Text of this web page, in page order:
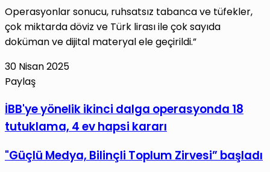
Operasyonlar sonucu, ruhsatsız tabanca ve tüfekler,
çok miktarda döviz ve Türk lirası ile çok sayıda
doküman ve dijital materyal ele geçirildi.”
30 Nisan 2025
Paylaş
Posta
ile
İBB'ye
yönelik
dalga
İBB'ye yönelik ikinci dalga operasyonda 18
tutuklama, 4 ev hapsi kararı
"Güçlü
"Güçlü Medya, Bilinçli Toplum Zirvesi” başladı